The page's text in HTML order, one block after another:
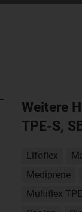
Weitere
TPE-S,
Lifoflex
Mediprene
Multiflex TPE